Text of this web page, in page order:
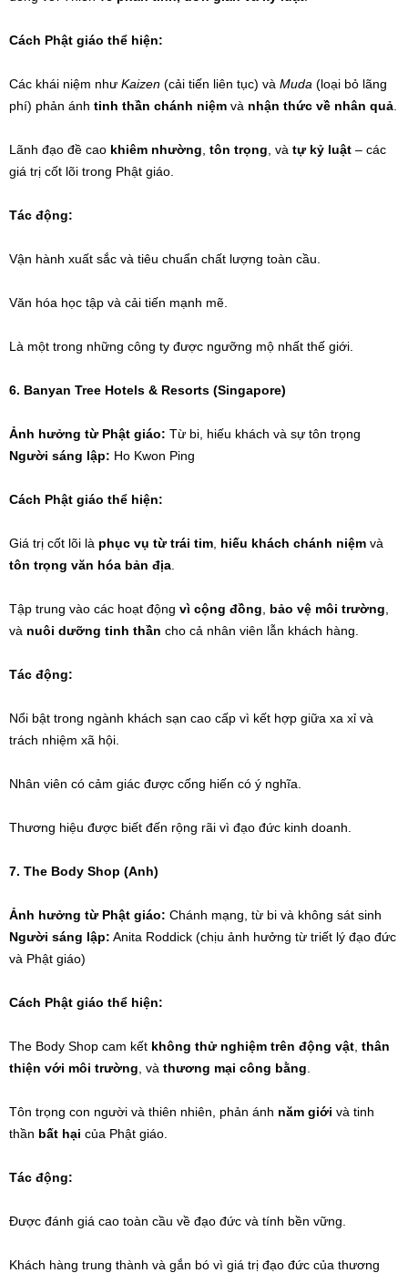
Cách Phật giáo thể hiện:
Các khái niệm như Kaizen (cải tiến liên tục) và Muda (loại bỏ lãng
phí) phản ánh tinh thần chánh niệm và nhận thức về nhân quả
Lãnh đạo đề cao khiêm nhường tôn trọng , và tự kỷ luật – các
giá trị cốt lõi trong Phật giáo.
Tác động:
Vận hành xuất sắc và tiêu chuẩn chất lượng toàn cầu.
Văn hóa học tập và cải tiến mạnh mẽ.
Là một trong những công ty được ngưỡng mộ nhất thế giới.
6. Banyan Tree Hotels & Resorts (Singapore)
Ảnh hưởng từ Phật giáo: Từ bi, hiếu khách và sự tôn trọng
Người sáng lập: Ho Kwon Ping
Cách Phật giáo thể hiện:
Giá trị cốt lõi là phục vụ từ trái tim hiếu khách chánh niệm và
tôn trọng văn hóa bản địa
Tập trung vào các hoạt động vì cộng đồng bảo vệ môi trường
và nuôi dưỡng tinh thần cho cả nhân viên lẫn khách hàng.
Tác động:
Nổi bật trong ngành khách sạn cao cấp vì kết hợp giữa xa xỉ và
trách nhiệm xã hội.
Nhân viên có cảm giác được cống hiến có ý nghĩa.
Thương hiệu được biết đến rộng rãi vì đạo đức kinh doanh.
7. The Body Shop (Anh)
Ảnh hưởng từ Phật giáo: Chánh mạng, từ bi và không sát sinh
Người sáng lập: Anita Roddick (chịu ảnh hưởng từ triết lý đạo đức
và Phật giáo)
Cách Phật giáo thể hiện:
The Body Shop cam kết không thử nghiệm trên động vật thân
thiện với môi trường , và thương mại công bằng
Tôn trọng con người và thiên nhiên, phản ánh năm giới và tinh
thần bất hại của Phật giáo.
Tác động:
Được đánh giá cao toàn cầu về đạo đức và tính bền vững.
Khách hàng trung thành và gắn bó vì giá trị đạo đức của thương